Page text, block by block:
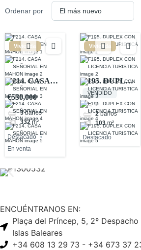
Ordenar por
Vivienda
F214. CASA
SEÑORIAL EN
MAHON
€530,000
3 baños
332 m²
Destacado
En venta
Vivienda
F195. DUPLEX
CON
LICENCIA
TURISTICA
VENDIDO
2
2 baños
103 m²
Destacado
ENCUÉNTRANOS EN:
Plaça del Príncep, 5, 2º Despacho
Islas Baleares
+34 608 13 29 73 - +34 673 37